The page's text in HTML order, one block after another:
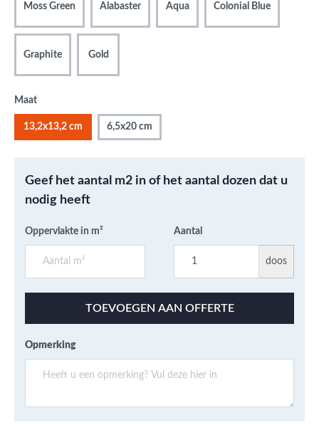
Moss Green Alabaster Aqua Colonial Blue
Graphite Gold
Maat
13,2x13,2 cm 6,5x20 cm
Geef het aantal m2 in of het aantal dozen dat u
nodig heeft
Oppervlakte in m² Aantal
doos
TOEVOEGEN AAN OFFERTE
Opmerking